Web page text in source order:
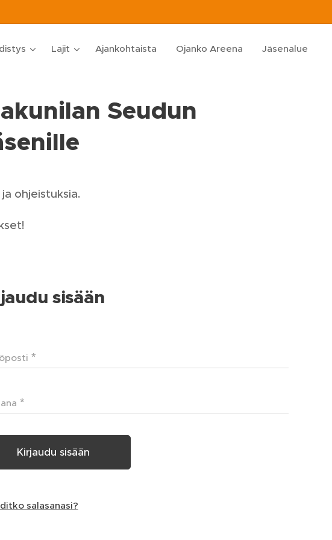
Lajit Ajankohtaista Ojanko Areena Jäsenalue
Seudun
ohjeistuksia.
sisään
Kirjaudu sisään
salasanasi?